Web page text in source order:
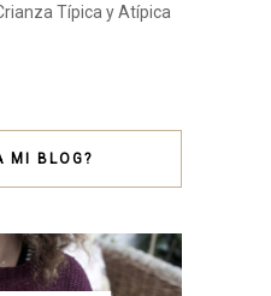
Típica y Atípica
MI BLOG?